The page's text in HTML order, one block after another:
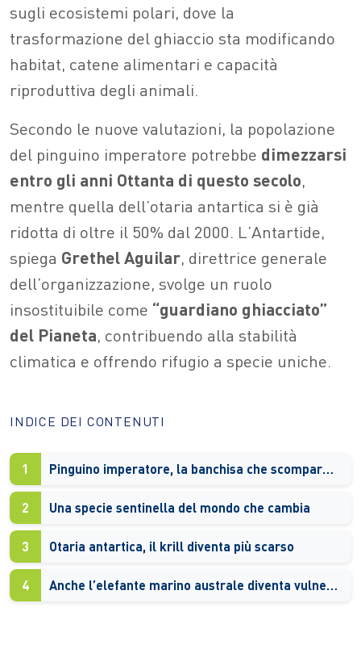
sugli ecosistemi polari, dove la
trasformazione del ghiaccio sta modificando
habitat, catene alimentari e capacità
riproduttiva degli animali.
Secondo le nuove valutazioni, la popolazione
del pinguino imperatore potrebbe dimezzarsi
entro gli anni Ottanta di questo secolo,
mentre quella dell’otaria antartica si è già
ridotta di oltre il 50% dal 2000. L’Antartide,
spiega Grethel Aguilar, direttrice generale
dell’organizzazione, svolge un ruolo
insostituibile come “guardiano ghiacciato”
del Pianeta, contribuendo alla stabilità
climatica e offrendo rifugio a specie uniche.
INDICE DEI CONTENUTI
1 Pinguino imperatore, la banchisa che scompare minaccia i pulcini
2 Una specie sentinella del mondo che cambia
3 Otaria antartica, il krill diventa più scarso
4 Anche l’elefante marino australe diventa vulnerabile